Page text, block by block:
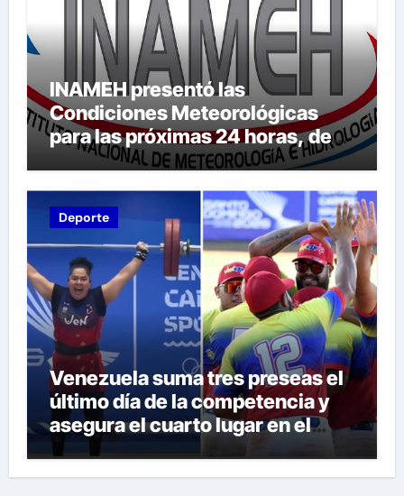
INAMEH presentó las
Condiciones Meteorológicas
para las próximas 24 horas, de
este domingo 9 de agosto 2026
Deporte
Venezuela suma tres preseas el
último día de la competencia y
asegura el cuarto lugar en el
premiación de los Juegos CAC
2026